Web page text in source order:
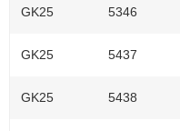
GK25 5346
GK25 5437
GK25 5438